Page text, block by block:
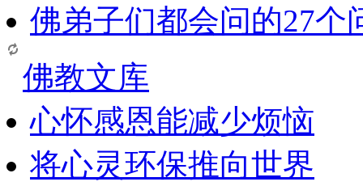
佛弟子们都会问的27个
佛教文库
心怀感恩能减少烦恼
将心灵环保推向世界